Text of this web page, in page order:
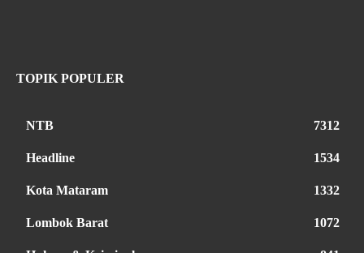
TOPIK POPULER
NTB 7312
Headline 1534
Kota Mataram 1332
Lombok Barat 1072